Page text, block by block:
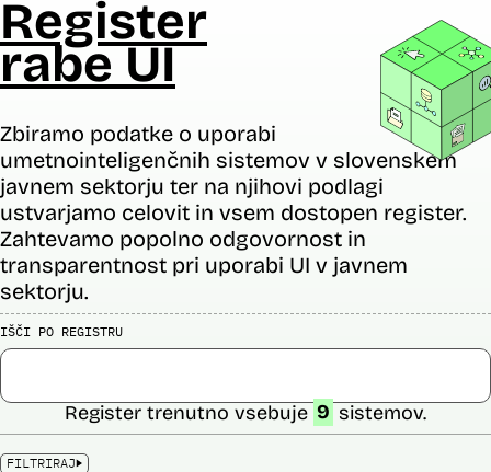
Register
rabe UI
Zbiramo podatke o uporabi
umetnointeligenčnih sistemov v slovenskem
javnem sektorju ter na njihovi podlagi
ustvarjamo celovit in vsem dostopen register.
Zahtevamo popolno odgovornost in
transparentnost pri uporabi UI v javnem
sektorju.
IŠČI PO REGISTRU
FILTRIRAJ
Register trenutno vsebuje 9 sistemov.